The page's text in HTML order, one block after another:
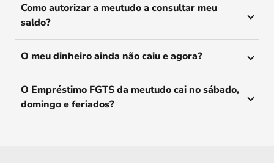
Como autorizar a meutudo a consultar meu
saldo?
O meu dinheiro ainda não caiu e agora?
O Empréstimo FGTS da meutudo cai no sábado,
domingo e feriados?